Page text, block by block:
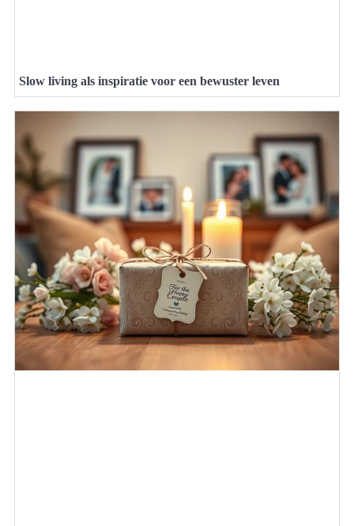
Slow living als inspiratie voor een bewuster leven